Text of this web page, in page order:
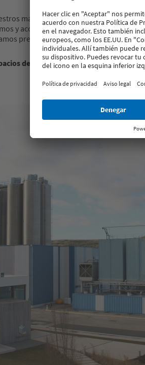
mayores objetivos. Por ello nos
y acompañamos desde la
presentes.
de vida, con edificios más